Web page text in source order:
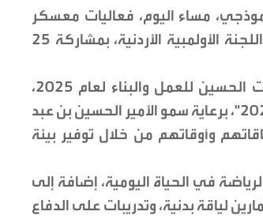
مساء اليوم، فعاليات معسكر
"النشاط الرياضي والبدني"، والذي ينظم بالتعاون مع اللجنة الأولمبية الأردنية، بمشاركة 25
ويهدف المعسكر الذي يأتي ضمن فعاليات معسكرات الحسين للعمل والبناء لعام 2025،
والتي تقام تحت شعار: "عمّان عاصمة الشباب العربي 2025"، برعاية سمو الأمير الحسين بن عبد
وأوقاتهم من خلال توفير بيئة
في الحياة اليومية، إضافة إلى
لياقة بدنية، وتدريبات على الدفاع